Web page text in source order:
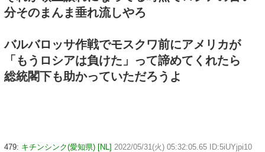
分そのまんま垂れ流しやろ
バルバロッサ作戦でモスクワ前にアメリカが
「もうロシアは負けた」って諦めてくれたら
総統閣下も助かっていただろうよ
479: キチンシンク(愛知県) [NL] 2022/05/31(火) 05:32:05.65 ID:5iUYjpi10